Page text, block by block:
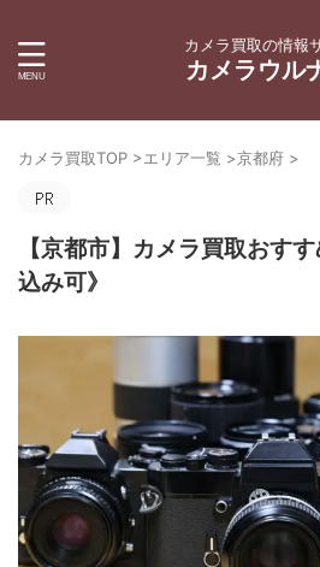
カメラ買取の情報
カメラウル
カメラ買取TOP >エリア一覧 >京都府 >
【京都市】カメラ買取おす
込み可》